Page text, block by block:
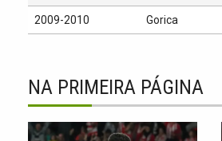
2009-2010 Gorica
NA PRIMEIRA PÁGINA